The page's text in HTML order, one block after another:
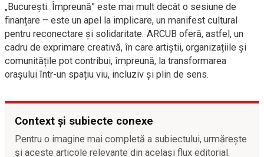
„București. Împreună” este mai mult decât o sesiune de
finanțare – este un apel la implicare, un manifest cultural
pentru reconectare și solidaritate. ARCUB oferă, astfel, un
cadru de exprimare creativă, în care artiștii, organizațiile și
comunitățile pot contribui, împreună, la transformarea
orașului într-un spațiu viu, incluziv și plin de sens.
Context și subiecte conexe
Pentru o imagine mai completă a subiectului, urmărește
și aceste articole relevante din același flux editorial.